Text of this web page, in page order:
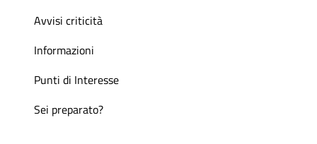
Avvisi criticità
Informazioni
Punti di Interesse
Sei preparato?